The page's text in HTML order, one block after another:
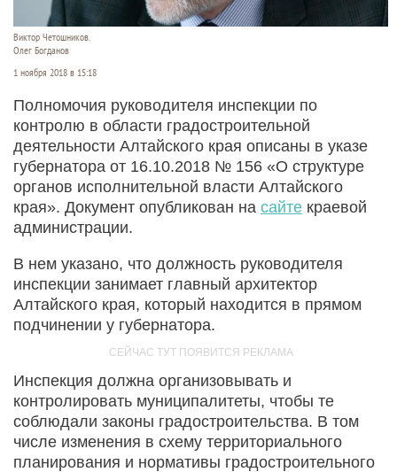
Виктор Четошников.
Олег Богданов
1 ноября 2018 в 15:18
Полномочия руководителя инспекции по
контролю в области градостроительной
деятельности Алтайского края описаны в указе
губернатора от 16.10.2018 № 156 «О структуре
органов исполнительной власти Алтайского
края». Документ опубликован на сайте краевой
администрации.
В нем указано, что должность руководителя
инспекции занимает главный архитектор
Алтайского края, который находится в прямом
подчинении у губернатора.
Инспекция должна организовывать и
контролировать муниципалитеты, чтобы те
соблюдали законы градостроительства. В том
числе изменения в схему территориального
планирования и нормативы градостроительного